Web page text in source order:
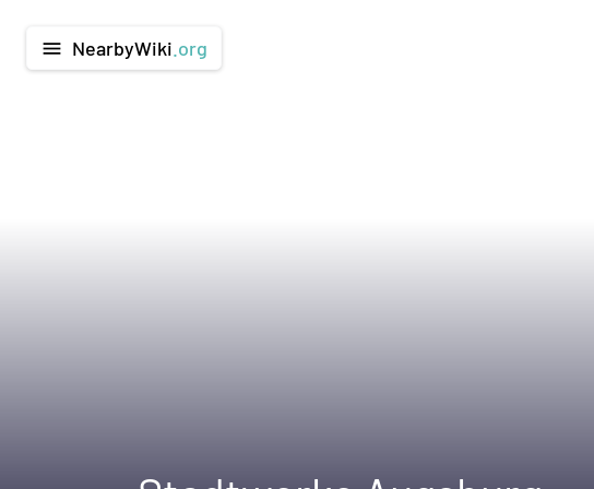
menu NearbyWiki .org